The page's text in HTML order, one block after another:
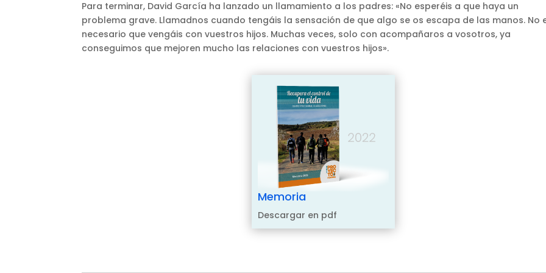
Para terminar, David García ha lanzado un llamamiento a los padres: «No esperéis a que haya un
problema grave. Llamadnos cuando tengáis la sensación de que algo se os escapa de las manos. No
necesario que vengáis con vuestros hijos. Muchas veces, solo con acompañaros a vosotros, ya
conseguimos que mejoren mucho las relaciones con vuestros hijos».
Memoria
Descargar en pdf